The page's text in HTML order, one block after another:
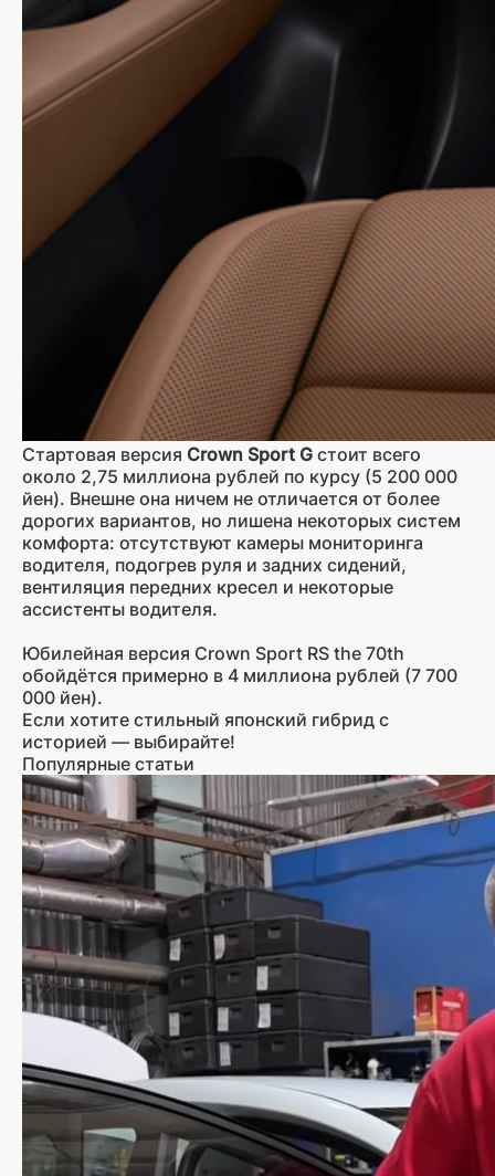
Стартовая версия Crown Sport G стоит всего
около 2,75 миллиона рублей по курсу (5 200 000
йен). Внешне она ничем не отличается от более
дорогих вариантов, но лишена некоторых систем
комфорта: отсутствуют камеры мониторинга
водителя, подогрев руля и задних сидений,
вентиляция передних кресел и некоторые
ассистенты водителя.
Юбилейная версия Crown Sport RS the 70th
обойдётся примерно в 4 миллиона рублей (7 700
000 йен).
Если хотите стильный японский гибрид с
историей — выбирайте!
Популярные статьи